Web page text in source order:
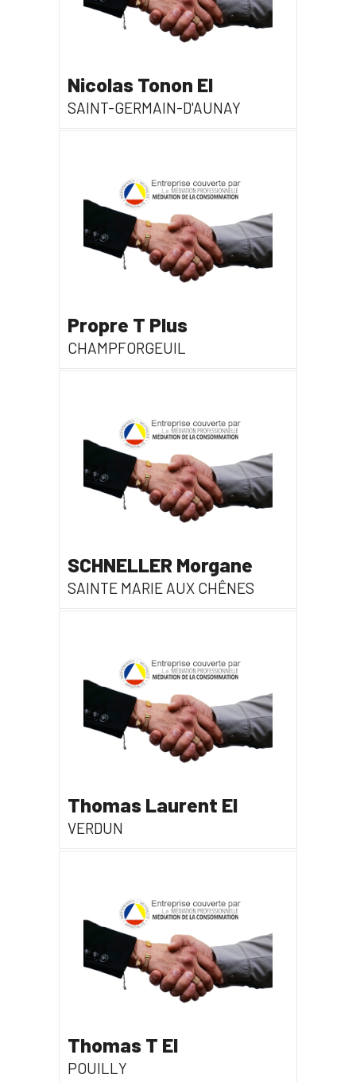
Nicolas Tonon EI
SAINT-GERMAIN-D'AUNAY
Propre T Plus
CHAMPFORGEUIL
SCHNELLER Morgane
SAINTE MARIE AUX CHÊNES
Thomas Laurent EI
VERDUN
Thomas T EI
POUILLY